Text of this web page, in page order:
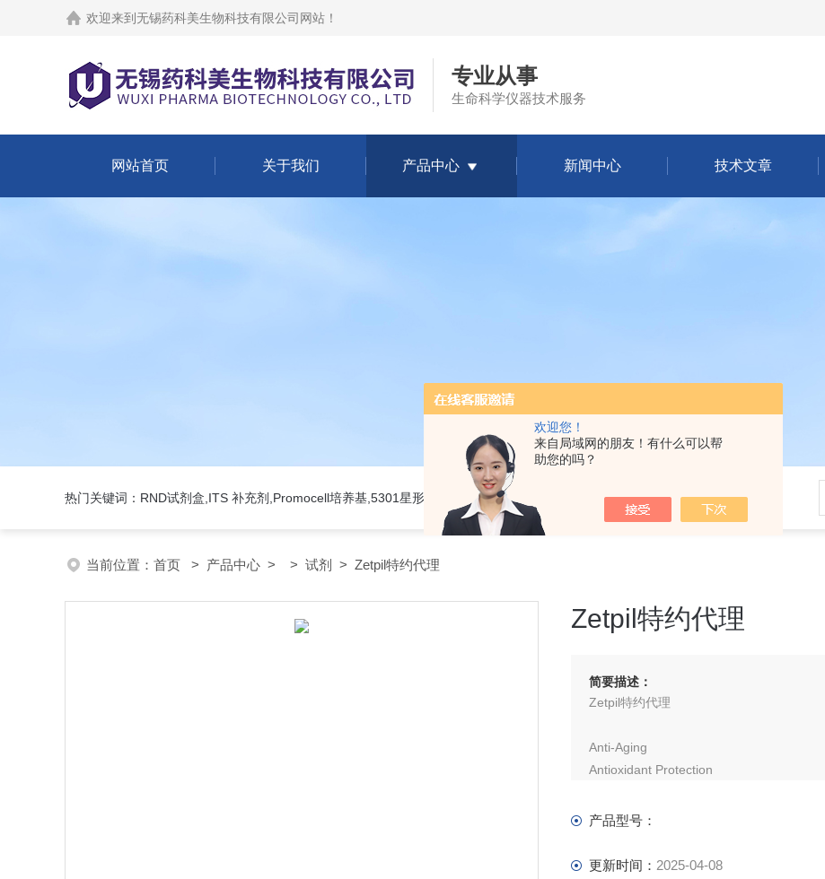
欢迎您！
来自局域网的朋友！有什么可以帮
助您的吗？
欢迎来到 无锡药科美生物科技有限公司网站 ！
专业从事
生命科学仪器技术服务
网站首页 关于我们 产品中心 新闻中心 技术文章
热门关键词：RND试剂盒,ITS 补充剂,Promocell培养基,5301星形细胞培养基
当前位置： 首页 > 产品中心 > > 试剂 > Zetpil特约代理
Zetpil特约代理
简要描述：
Zetpil特约代理
Anti-Aging
Antioxidant Protection
Cardiovascular Health
Depression, Mood Disorders and Addiction
产品型号：
更新时间： 2025-04-08